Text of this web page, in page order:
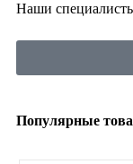
Наши
Популярные